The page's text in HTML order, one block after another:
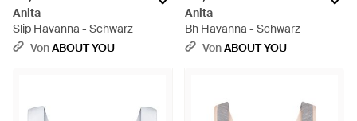
Anita
Slip Havanna - Schwarz
VonABOUT YOU
Anita
Bh Havanna - Schwarz
VonABOUT YOU